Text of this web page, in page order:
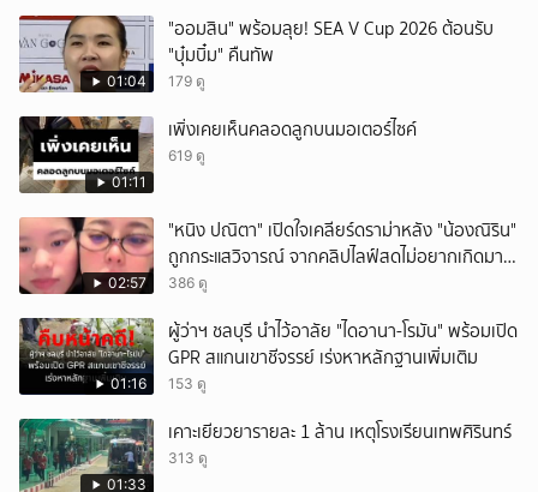
01:04
"ออมสิน" พร้อมลุย! SEA V Cup 2026 ต้อนรับ
"บุ๋มบิ๋ม" คืนทัพ
179 ดู
01:11
เพิ่งเคยเห็นคลอดลูกบนมอเตอร์ไซค์
619 ดู
02:57
"หนิง ปณิตา" เปิดใจเคลียร์ดราม่าหลัง "น้องณิริน"
ถูกกระแสวิจารณ์ จากคลิปไลฟ์สดไม่อยากเกิดมา
หน้าเหมือนพ่อ
386 ดู
01:16
ผู้ว่าฯ ชลบุรี นำไว้อาลัย "ไดอานา-โรมัน" พร้อมเปิด
GPR สแกนเขาชีจรรย์ เร่งหาหลักฐานเพิ่มเติม
153 ดู
01:33
เคาะเยียวยารายละ 1 ล้าน เหตุโรงเรียนเทพศิรินทร์
313 ดู